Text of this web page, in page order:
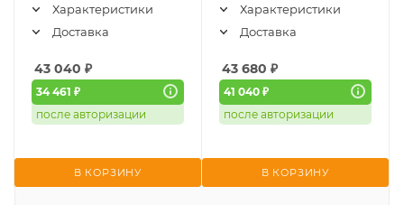
Характеристики
Доставка
43 040 ₽
34 461 ₽
после авторизации
В КОРЗИНУ
Характеристики
Доставка
43 680 ₽
41 040 ₽
после авторизации
В КОРЗИНУ